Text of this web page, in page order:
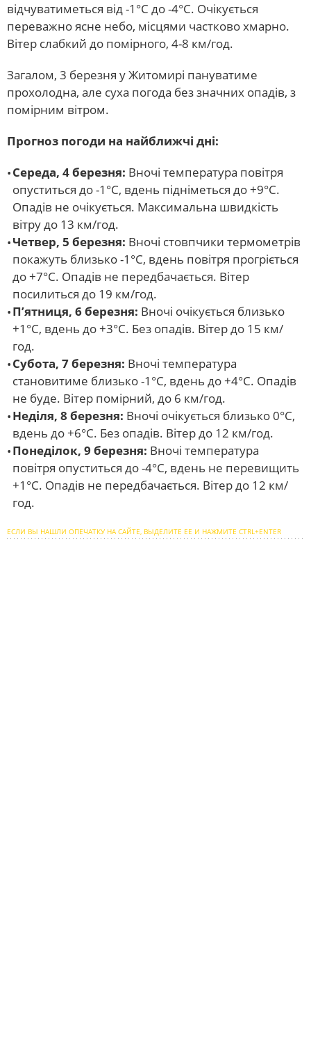
відчуватиметься від -1°С до -4°С. Очікується
переважно ясне небо, місцями частково хмарно.
Вітер слабкий до помірного, 4-8 км/год.
Загалом, 3 березня у Житомирі пануватиме
прохолодна, але суха погода без значних опадів, з
помірним вітром.
Прогноз погоди на найближчі дні:
Середа, 4 березня: Вночі температура повітря
опуститься до -1°С, вдень підніметься до +9°С.
Опадів не очікується. Максимальна швидкість
вітру до 13 км/год.
Четвер, 5 березня: Вночі стовпчики термометрів
покажуть близько -1°С, вдень повітря прогріється
до +7°С. Опадів не передбачається. Вітер
посилиться до 19 км/год.
П’ятниця, 6 березня: Вночі очікується близько
+1°С, вдень до +3°С. Без опадів. Вітер до 15 км/
год.
Субота, 7 березня: Вночі температура
становитиме близько -1°С, вдень до +4°С. Опадів
не буде. Вітер помірний, до 6 км/год.
Неділя, 8 березня: Вночі очікується близько 0°С,
вдень до +6°С. Без опадів. Вітер до 12 км/год.
Понеділок, 9 березня: Вночі температура
повітря опуститься до -4°С, вдень не перевищить
+1°С. Опадів не передбачається. Вітер до 12 км/
год.
ЕСЛИ ВЫ НАШЛИ ОПЕЧАТКУ НА САЙТЕ, ВЫДЕЛИТЕ ЕЕ И НАЖМИТЕ CTRL+ENTER